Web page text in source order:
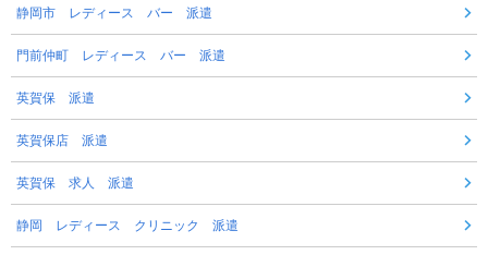
静岡市 レディース バー 派遣
門前仲町 レディース バー 派遣
英賀保 派遣
英賀保店 派遣
英賀保 求人 派遣
静岡 レディース クリニック 派遣